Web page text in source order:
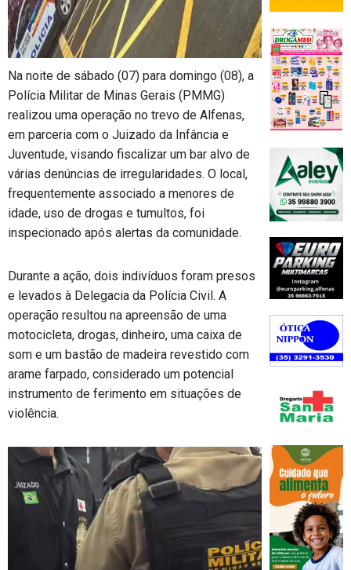
Na noite de sábado (07) para domingo (08), a
Polícia Militar de Minas Gerais (PMMG)
realizou uma operação no trevo de Alfenas,
em parceria com o Juizado da Infância e
Juventude, visando fiscalizar um bar alvo de
várias denúncias de irregularidades. O local,
frequentemente associado a menores de
idade, uso de drogas e tumultos, foi
inspecionado após alertas da comunidade.
Durante a ação, dois indivíduos foram presos
e levados à Delegacia da Polícia Civil. A
operação resultou na apreensão de uma
motocicleta, drogas, dinheiro, uma caixa de
som e um bastão de madeira revestido com
arame farpado, considerado um potencial
instrumento de ferimento em situações de
violência.
Tocador
vídeo